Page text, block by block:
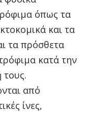
όπως τα
και τα
τα πρόσθετα
κατά την
τους.
από
ίνες,